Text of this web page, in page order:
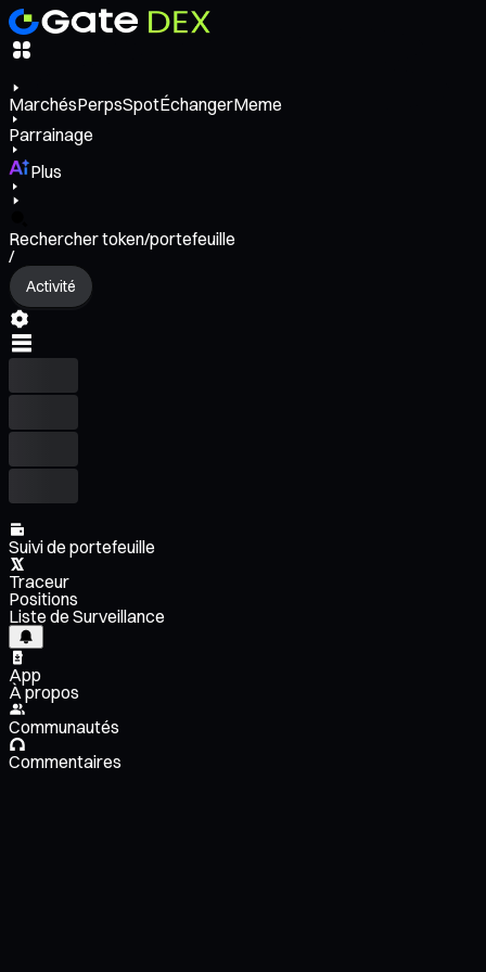
MarchésPerpsSpotÉchangerMeme
Parrainage
Plus
Rechercher token/portefeuille
/
Activité
Suivi de portefeuille
Traceur
Positions
Liste de Surveillance
App
À propos
Communautés
Commentaires